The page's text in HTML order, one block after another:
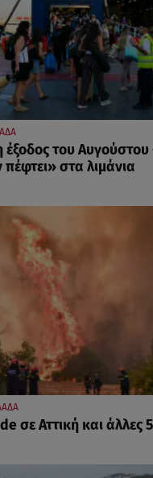
έξοδος του Αυγούστου
στα λιμάνια
σε Αττική και άλλες